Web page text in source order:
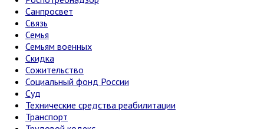
Санпросвет
Связь
Семья
Семьям военных
Скидка
Сожительство
Социальный фонд России
Суд
Технические средства реабилитации
Транспорт